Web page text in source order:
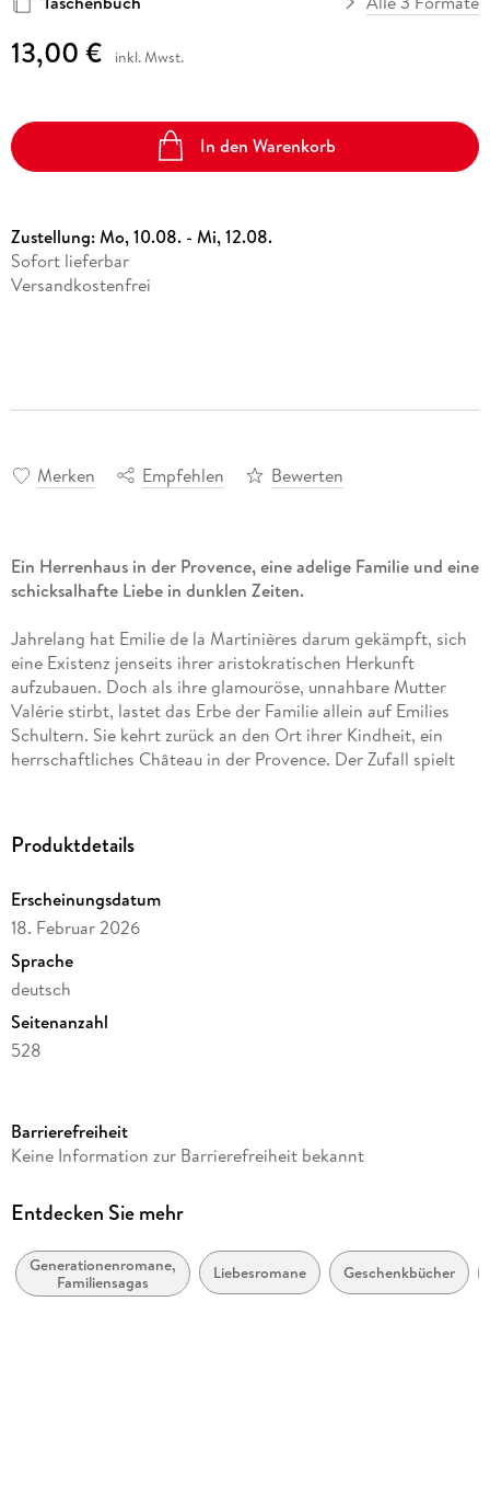
13,00 € inkl. Mwst.
In den Warenkorb
Zustellung:Mo, 10.08. - Mi, 12.08.
Sofort lieferbar
Versandkostenfrei
Merken Empfehlen Bewerten
Ein Herrenhaus in der Provence, eine adelige Familie und eine
schicksalhafte Liebe in dunklen Zeiten.
Jahrelang hat Emilie de la Martinières darum gekämpft, sich
eine Existenz jenseits ihrer aristokratischen Herkunft
aufzubauen. Doch als ihre glamouröse, unnahbare Mutter
Valérie stirbt, lastet das Erbe der Familie allein auf Emilies
Schultern. Sie kehrt zurück an den Ort ihrer Kindheit, ein
herrschaftliches Château in der Provence. Der Zufall spielt
umschattet war - einer tragischen Liebesgeschichte, die das
Schicksal der de la Martinières für immer bestimmen sollte.
ist, die Tür zu einer anderen Zukunft aufzustoßen . . .
Produktdetails
Erscheinungsdatum
18. Februar 2026
Sprache
deutsch
Seitenanzahl
528
Übersetzung
Verlag/Hersteller
Originaltitel
The Light Behind the Window
Barrierefreiheit
Keine Information zur Barrierefreiheit bekannt
Entdecken Sie mehr
Generationenromane,
Familiensagas
Liebesromane Geschenkbücher